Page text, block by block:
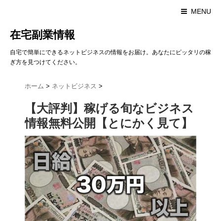
MENU
在宅副業情報
自宅で簡単にできるネットビジネスの情報をお届け。あなたにピッタリの稼
ぎ方を見つけてください。
ホーム > ネットビジネス >
【大評判】稼げる旬なビジネス
情報無料公開【とにかく見て】